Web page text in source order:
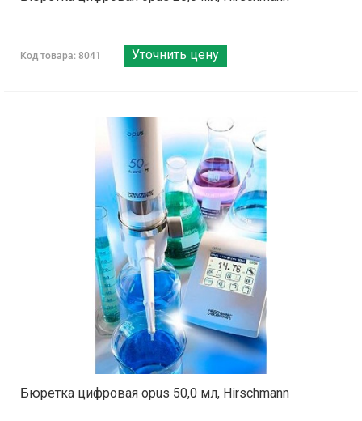
Код товара: 8041 Уточнить цену
Бюретка цифровая opus 50,0 мл, Hirschmann